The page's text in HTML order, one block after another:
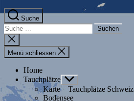
Suche
Suche
nach:
Suche
schliessen
Menü schliessen
Home
Tauchplätze Untermenü
anzeigen
Karte – Tauchplätze Schweiz
Bodensee